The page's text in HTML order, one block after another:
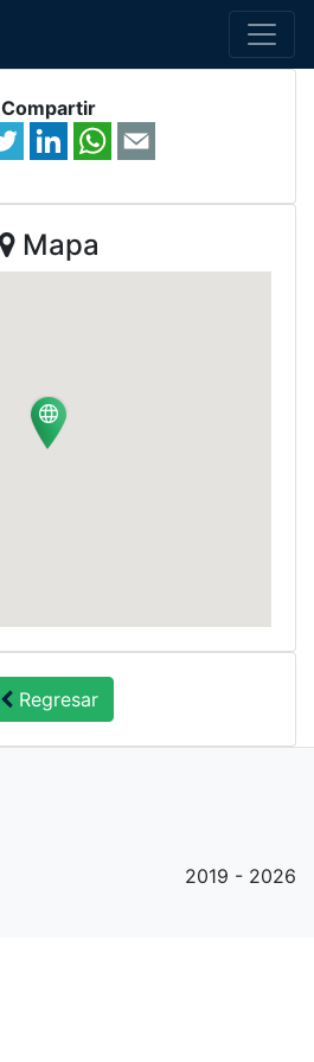
Compartir
Mapa
Regresar
2019 - 2026